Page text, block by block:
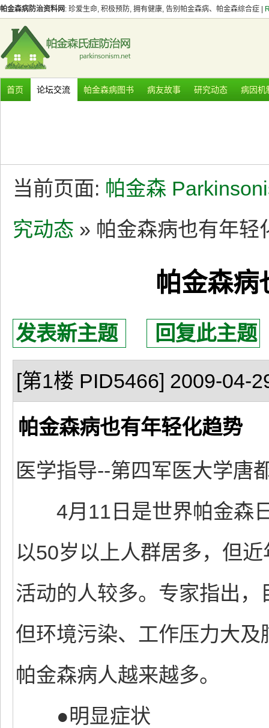
帕金森病防治资料网 : 珍爱生命, 积极预防, 拥有健康, 告别帕金森病、帕金森综合症 |
首页 论坛交流 帕金森病图书 病友故事 研究动态 病因机
当前页面: 帕金森
究动态 » 帕金森病也有年轻
帕金森病
发表新主题 回复此主题
[第1楼 PID5466] 2009-04-
帕金森病也有年轻化趋势
医学指导--第四军医大学唐
4月11日是世界帕金森日
以50岁以上人群居多，但
活动的人较多。专家指出
但环境污染、工作压力大
帕金森病人越来越多。
●明显症状